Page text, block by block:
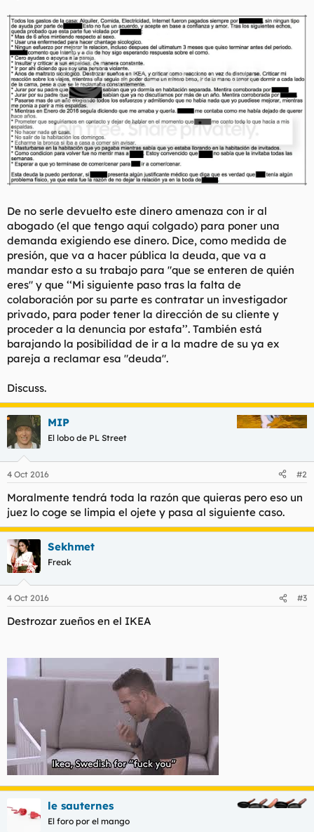
De no serle devuelto este dinero amenaza con ir al
abogado (el que tengo aquí colgado) para poner una
demanda exigiendo ese dinero. Dice, como medida de
presión, que va a hacer pública la deuda, que va a
mandar esto a su trabajo para "que se enteren de quién
eres" y que ‘‘Mi siguiente paso tras la falta de
colaboración por su parte es contratar un investigador
privado, para poder tener la dirección de su cliente y
proceder a la denuncia por estafa’’. También está
barajando la posibilidad de ir a la madre de su ya ex
pareja a reclamar esa "deuda".
Discuss.
MIP
El lobo de PL Street
4 Oct 2016 #2
Moralmente tendrá toda la razón que quieras pero eso un
juez lo coge se limpia el ojete y pasa al siguiente caso.
Sekhmet
Freak
4 Oct 2016 #3
Destrozar zueños en el IKEA
le sauternes
El foro por el mango